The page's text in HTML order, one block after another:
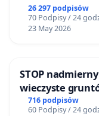
26 297 podpisów
70 Podpisy / 24
23 May 2026
STOP
wieczyste
ogrody działkowe.
716 podpisów
60 Podpisy / 24